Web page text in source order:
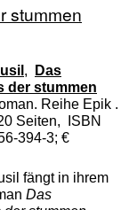
stummen
,
Das
der stummen
Reihe Epik .
Seiten, ISBN
394-3; €
fängt in ihrem
Das